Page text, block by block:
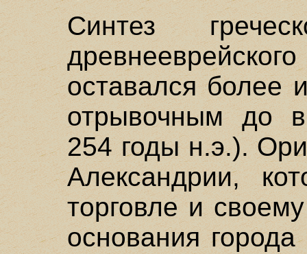
Синтез
оставался более
отрывочным до
254 годы н.э.).
Александрии,
торговле и
основания